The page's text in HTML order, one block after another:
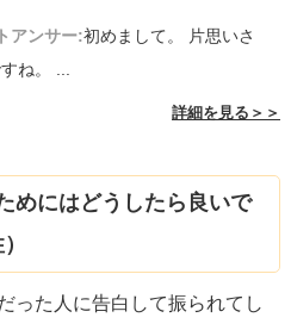
アンサー:初めまして。 片思いさ
ね。 ...
詳細を見る＞＞
めにはどうしたら良いで
った人に告白して振られてし